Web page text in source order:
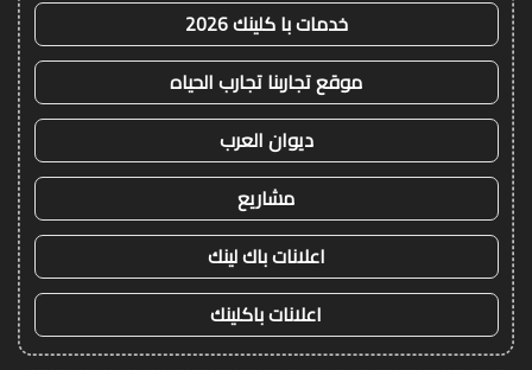
خدمات با كلينك 2026
موقع تجاربنا تجارب الحياه
ديوان العرب
مشاريع
اعلانات باك لينك
اعلانات باكلينك